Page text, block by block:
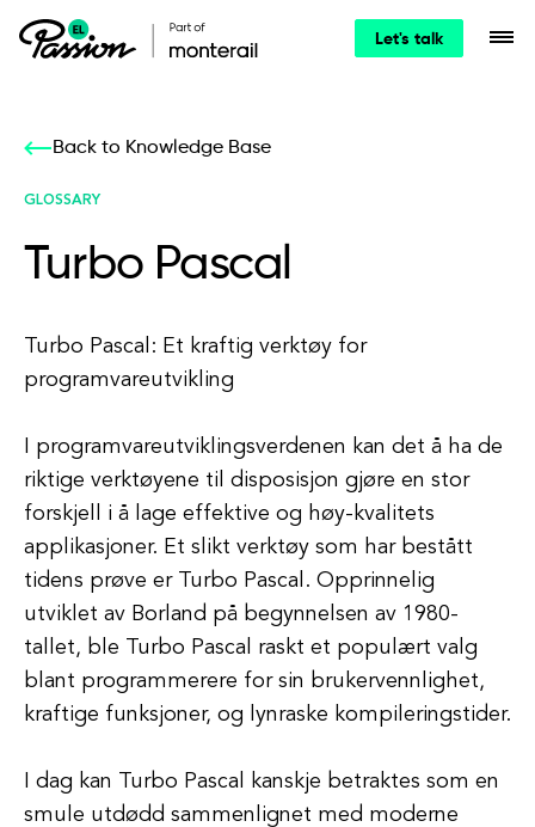
Let's talk
Back to Knowledge Base
GLOSSARY
Turbo Pascal
Turbo Pascal: Et kraftig verktøy for
programvareutvikling
I programvareutviklingsverdenen kan det å ha de
riktige verktøyene til disposisjon gjøre en stor
forskjell i å lage effektive og høy-kvalitets
applikasjoner. Et slikt verktøy som har bestått
tidens prøve er Turbo Pascal. Opprinnelig
utviklet av Borland på begynnelsen av 1980-
tallet, ble Turbo Pascal raskt et populært valg
blant programmerere for sin brukervennlighet,
kraftige funksjoner, og lynraske kompileringstider.
I dag kan Turbo Pascal kanskje betraktes som en
smule utdødd sammenlignet med moderne